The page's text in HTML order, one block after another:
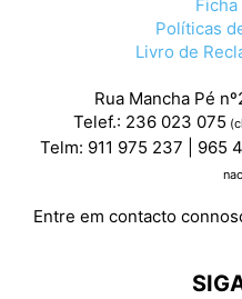
Políticas
Livro de
Rua Mancha Pé
Telef.: 236 023 075
Telm: 911 975 237 | 965
Entre em contacto